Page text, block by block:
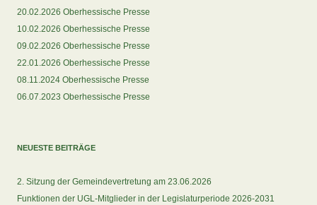
20.02.2026 Oberhessische Presse
10.02.2026 Oberhessische Presse
09.02.2026 Oberhessische Presse
22.01.2026 Oberhessische Presse
08.11.2024 Oberhessische Presse
06.07.2023 Oberhessische Presse
NEUESTE BEITRÄGE
2. Sitzung der Gemeindevertretung am 23.06.2026
Funktionen der UGL-Mitglieder in der Legislaturperiode 2026-2031